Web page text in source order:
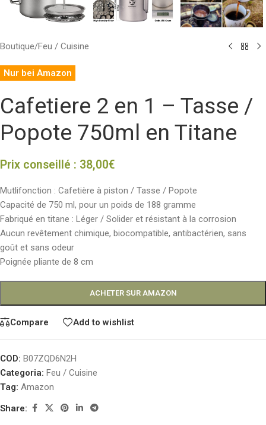
Boutique/Feu / Cuisine
Nur bei Amazon
Cafetiere 2 en 1 – Tasse /
Popote 750ml en Titane
Prix conseillé : 38,00€
Mutlifonction : Cafetière à piston / Tasse / Popote
Capacité de 750 ml, pour un poids de 188 gramme
Fabriqué en titane : Léger / Solider et résistant à la corrosion
Aucun revêtement chimique, biocompatible, antibactérien, sans
goût et sans odeur
Poignée pliante de 8 cm
ACHETER SUR AMAZON
Compare Add to wishlist
COD: B07ZQD6N2H
Categoria: Feu / Cuisine
Tag: Amazon
Share: